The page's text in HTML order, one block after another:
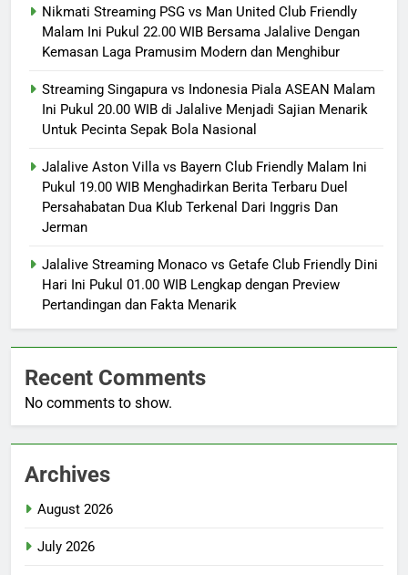
Nikmati Streaming PSG vs Man United Club Friendly
Malam Ini Pukul 22.00 WIB Bersama Jalalive Dengan
Kemasan Laga Pramusim Modern dan Menghibur
Streaming Singapura vs Indonesia Piala ASEAN Malam
Ini Pukul 20.00 WIB di Jalalive Menjadi Sajian Menarik
Untuk Pecinta Sepak Bola Nasional
Jalalive Aston Villa vs Bayern Club Friendly Malam Ini
Pukul 19.00 WIB Menghadirkan Berita Terbaru Duel
Persahabatan Dua Klub Terkenal Dari Inggris Dan
Jerman
Jalalive Streaming Monaco vs Getafe Club Friendly Dini
Hari Ini Pukul 01.00 WIB Lengkap dengan Preview
Pertandingan dan Fakta Menarik
Recent Comments
No comments to show.
Archives
August 2026
July 2026